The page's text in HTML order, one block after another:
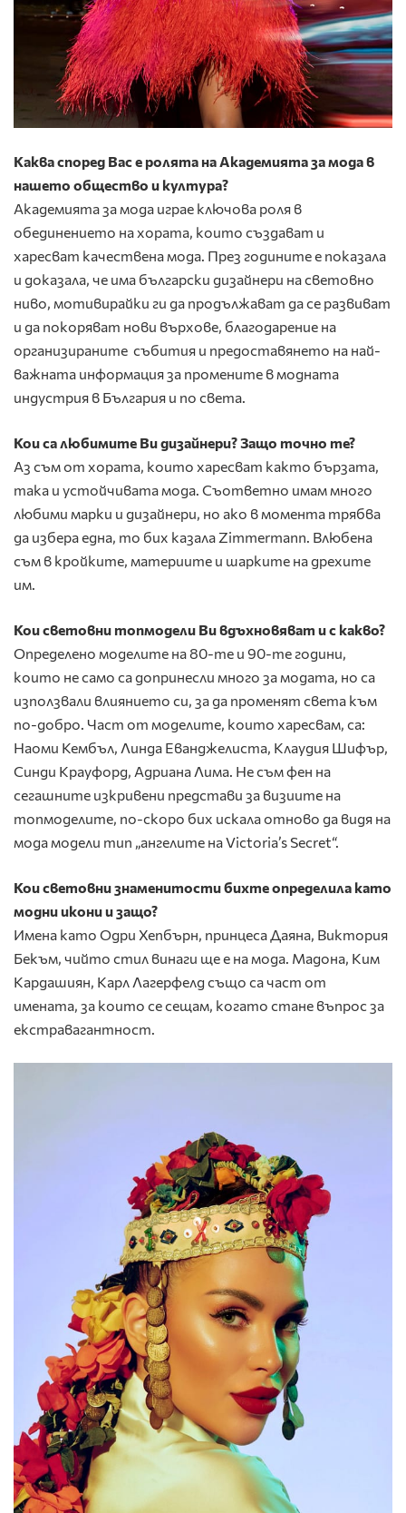
Каква според Вас е ролята на Академията за мода в
нашето общество и култура?
Академията за мода играе ключова роля в
обединението на хората, които създават и
харесват качествена мода. През годините е показала
и доказала, че има български дизайнери на световно
ниво, мотивирайки ги да продължават да се развиват
и да покоряват нови върхове, благодарение на
организираните събития и предоставянето на най-
важната информация за промените в модната
индустрия в България и по света.
Кои са любимите Ви дизайнери?Защо точно те?
Аз съм от хората, които харесват както бързата,
така и устойчивата мода. Съответно имам много
любими марки и дизайнери, но ако в момента трябва
да избера една, то бих казала Zimmermann. Влюбена
съм в кройките, материите и шарките на дрехите
им.
Кои световни топмодели Ви вдъхновяват и с какво?
Определено моделите на 80-те и 90-те години,
които не само са допринесли много за модата, но са
използвали влиянието си, за да променят света към
по-добро. Част от моделите, които харесвам, са:
Наоми Кембъл, Линда Еванджелиста, Клаудия Шифър,
Синди Крауфорд, Адриана Лима. Не съм фен на
сегашните изкривени представи за визиите на
топмоделите, по-скоро бих искала отново да видя на
мода модели тип „ангелите на Victoria’s Secret“.
Кои световни знаменитости бихте определила като
модни икони и защо?
Имена като Одри Хепбърн, принцеса Даяна, Виктория
Бекъм, чийто стил винаги ще е на мода. Мадона, Ким
Кардашиян, Карл Лагерфелд също са част от
имената, за които се сещам, когато стане въпрос за
екстравагантност.